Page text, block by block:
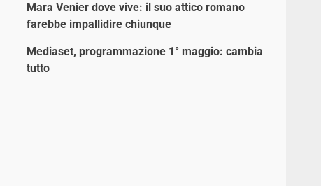
Mara Venier dove vive: il suo attico romano
farebbe impallidire chiunque
Mediaset, programmazione 1° maggio: cambia
tutto